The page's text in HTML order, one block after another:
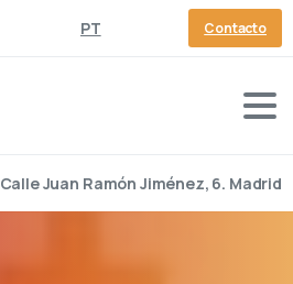
PT Contacto
Calle Juan Ramón Jiménez, 6. Madrid